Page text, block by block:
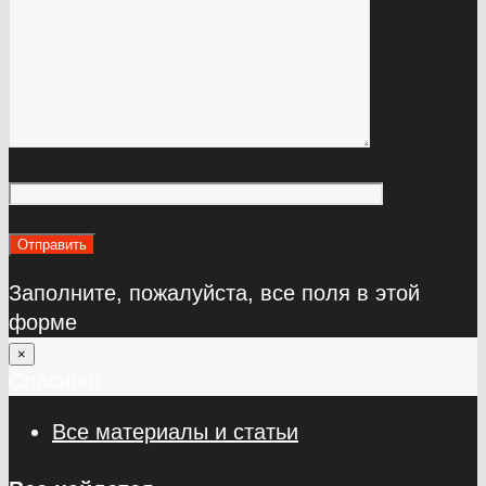
Заполните, пожалуйста, все поля в этой
форме
×
Все материалы и статьи